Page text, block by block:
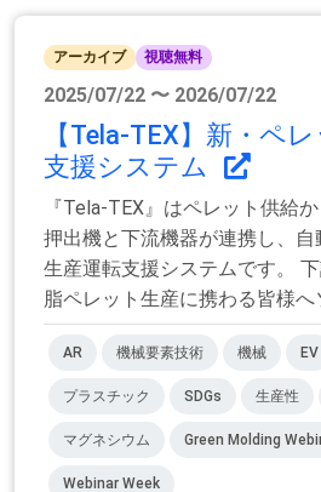
アーカイブ 視聴無料
2025/07/22 〜 2026/07/22
【Tela-TEX】新・ペ
支援システム
『Tela-TEX』はペレット供給
押出機と下流機器が連携し、自
生産運転支援システムです。
脂ペレット生産に携わる皆様へ
AR 機械要素技術 機械 EV
プラスチック SDGs 生産性
マグネシウム Green Molding
Webinar Week